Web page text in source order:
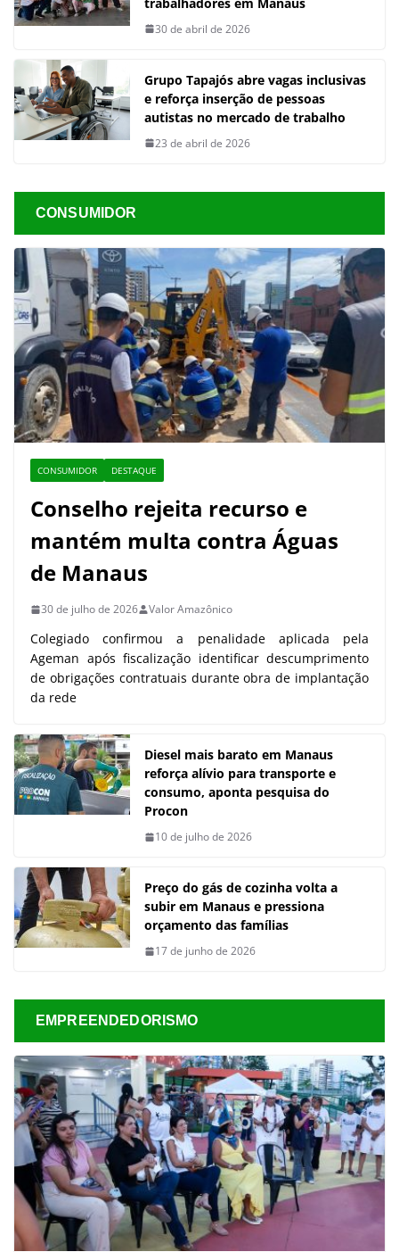
30 de abril de 2026
Grupo Tapajós abre vagas inclusivas
e reforça inserção de pessoas
autistas no mercado de trabalho
23 de abril de 2026
CONSUMIDOR
CONSUMIDOR DESTAQUE
Conselho rejeita recurso e
mantém multa contra Águas
de Manaus
30 de julho de 2026 Valor Amazônico
Colegiado confirmou a penalidade aplicada pela
Ageman após fiscalização identificar descumprimento
de obrigações contratuais durante obra de implantação
da rede
Diesel mais barato em Manaus
reforça alívio para transporte e
consumo, aponta pesquisa do
Procon
10 de julho de 2026
Preço do gás de cozinha volta a
subir em Manaus e pressiona
orçamento das famílias
17 de junho de 2026
EMPREENDEDORISMO